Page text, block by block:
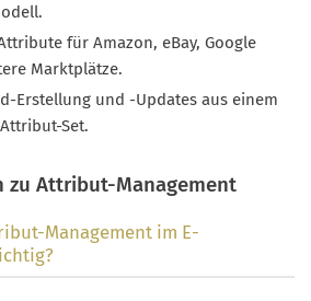
für Amazon, eBay, Google
Marktplätze.
Erstellung und -Updates aus einem
Set.
zu Attribut-Management
Management im E-